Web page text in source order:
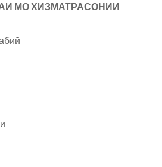
МО ХИЗМАТРАСОНИИ